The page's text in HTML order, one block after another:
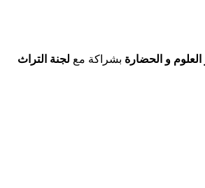
العلوم و الحضارة بشراكة مع لجنة التراث